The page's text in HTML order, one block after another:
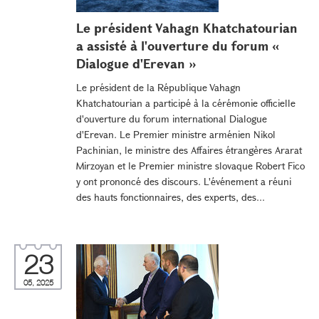
Le président Vahagn Khatchatourian
a assisté à l'ouverture du forum «
Dialogue d'Erevan »
Le président de la République Vahagn
Khatchatourian a participé à la cérémonie officielle
d'ouverture du forum international Dialogue
d'Erevan. Le Premier ministre arménien Nikol
Pachinian, le ministre des Affaires étrangères Ararat
Mirzoyan et le Premier ministre slovaque Robert Fico
y ont prononcé des discours. L'événement a réuni
des hauts fonctionnaires, des experts, des...
23
05, 2025